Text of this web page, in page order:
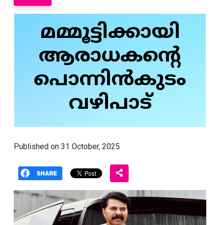
മമ്മൂട്ടിക്കായി
ആരാധകന്റെ
പൊന്നിന്‍കുടം
വഴിപാട്
Published on 31 October, 2025